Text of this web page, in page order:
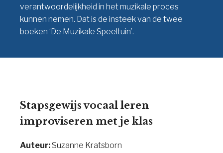
verantwoordelijkheid in het muzikale proces
kunnen nemen. Dat is de insteek van de twee
boeken ‘De Muzikale Speeltuin’.
Stapsgewijs vocaal leren
improviseren met je klas
Auteur: Suzanne Kratsborn